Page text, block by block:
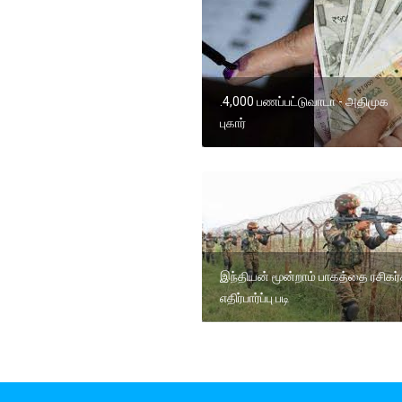
.4,000 பணப்பட்டுவாடா - அதிமுக
புகார்
இந்தியன் மூன்றாம் பாகத்தை
எதிர்பார்ப்பு படி